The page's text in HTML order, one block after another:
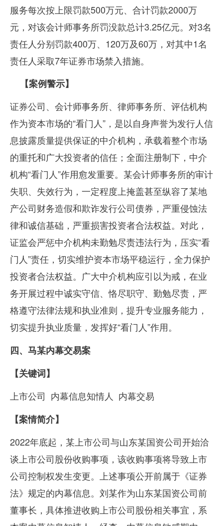
服务每次按上限罚款500万元、合计罚款2000万
元，对该会计师事务所罚没款总计3.25亿元。对3名
责任人分别罚款400万、 120万及60万，对其中1名
责任人采取7年证券市场禁入措施。
【案例警示】
证券公司、会计师事务所、律师事务所、评估机构
作为资本市场的“看门人”，是以自身声誉为发行人信
息披露质量提供保证的中介机构，承载着整个市场
的重托和广大投资者的信任；全面注册制下，中介
机构“看门人”作用愈发重要。某会计师事务所的审计
失职、失效行为，一定程度上掩盖甚至纵容了某地
产公司财务造假和欺诈发行公司债券，严重侵蚀法
律和诚信基础，严重损害投资者合法权益。对此，
证监会严惩中介机构未勤勉尽责违法行为，压实“看
门人”责任，切实维护资本市场平稳运行，全力保护
投资者合法权益。广大中介机构应引以为戒，在业
务开展过程中诚实守信、恪尽职守、勤勉尽责，严
格遵守法律法规和执业准则，提升专业服务能力，
切实提升执业质量，发挥好“看门人”作用。
四、马某内幕交易案
【关键词】
上市公司 内幕信息知情人 内幕交易
【案情简介】
2022年底起，某上市公司与山东某国资公司开始洽
谈上市公司股份收购事项，该收购事项将导致上市
公司控制权发生变更。上述事项公开前属于《证券
法》规定的内幕信息。刘某作为山东某国资公司前
董事长，具体推进收购上市公司股份相关事宜，系